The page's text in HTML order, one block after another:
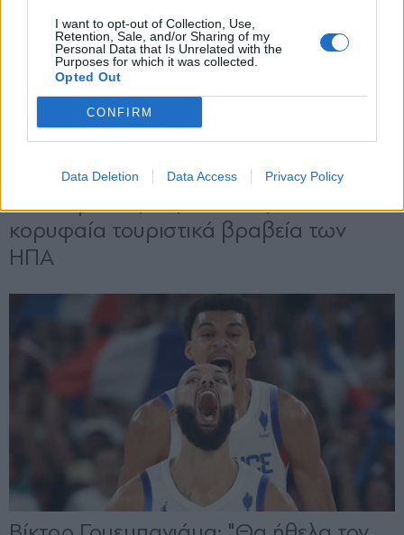
I want to opt-out of Collection, Use,
Retention, Sale, and/or Sharing of my
Personal Data that Is Unrelated with the
Purposes for which it was collected.
Opted Out
CONFIRM
Data Deletion Data Access Privacy Policy
X